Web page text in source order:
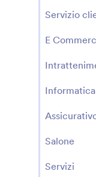
Servizio
E
Informatica
Salone
Servizi